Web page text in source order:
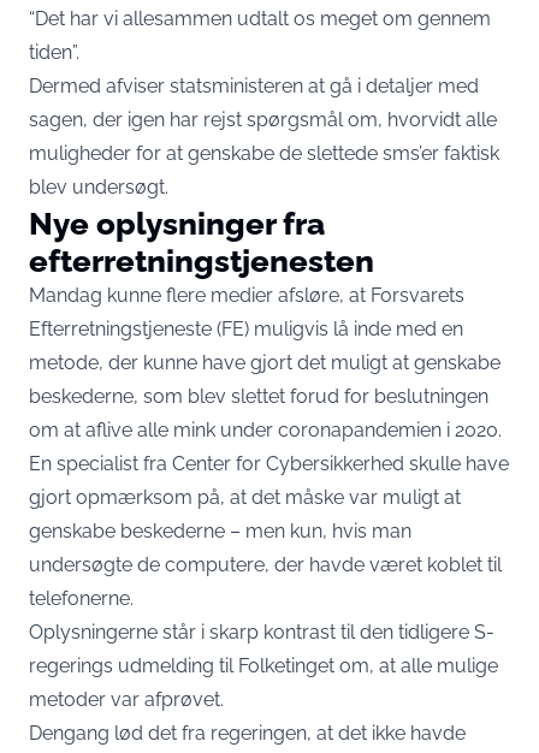
“Det har vi allesammen udtalt os meget om gennem
tiden”.
Dermed afviser statsministeren at gå i detaljer med
sagen, der igen har rejst spørgsmål om, hvorvidt alle
muligheder for at genskabe de slettede sms’er faktisk
blev undersøgt.
Nye oplysninger fra
efterretningstjenesten
Mandag kunne flere medier afsløre, at Forsvarets
Efterretningstjeneste (FE) muligvis lå inde med en
metode, der kunne have gjort det muligt at genskabe
beskederne, som blev slettet forud for beslutningen
om at aflive alle mink under coronapandemien i 2020.
En specialist fra Center for Cybersikkerhed skulle have
gjort opmærksom på, at det måske var muligt at
genskabe beskederne – men kun, hvis man
undersøgte de computere, der havde været koblet til
telefonerne.
Oplysningerne står i skarp kontrast til den tidligere S-
regerings udmelding til Folketinget om, at alle mulige
metoder var afprøvet.
Dengang lød det fra regeringen, at det ikke havde